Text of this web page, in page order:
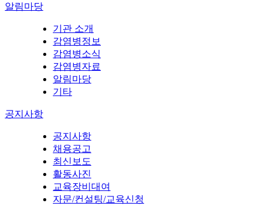
알림마당
기관 소개
감염병정보
감염병소식
감염병자료
알림마당
기타
공지사항
공지사항
채용공고
최신보도
활동사진
교육장비대여
자문/컨설팅/교육신청